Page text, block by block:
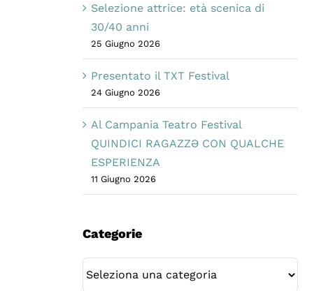
Selezione attrice: età scenica di
30/40 anni
25 Giugno 2026
Presentato il TXT Festival
24 Giugno 2026
Al Campania Teatro Festival
QUINDICI RAGAZZƏ CON QUALCHE
ESPERIENZA
11 Giugno 2026
Categorie